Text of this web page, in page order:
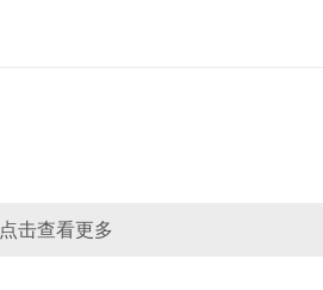
点击查看更多